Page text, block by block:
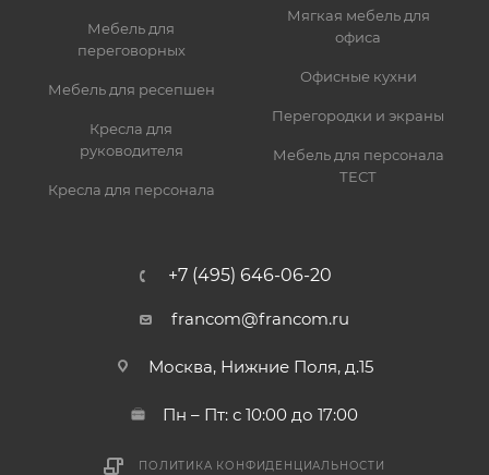
Мебель для
переговорных
Мебель для ресепшен
Кресла для
руководителя
Кресла для персонала
Мягкая мебель для
офиса
Офисные кухни
Перегородки и экраны
Мебель для персонала
ТЕСТ
+7 (495) 646-06-20
francom@francom.ru
Москва, Нижние Поля, д.15
Пн – Пт: с 10:00 до 17:00
ПОЛИТИКА КОНФИДЕНЦИАЛЬНОСТИ